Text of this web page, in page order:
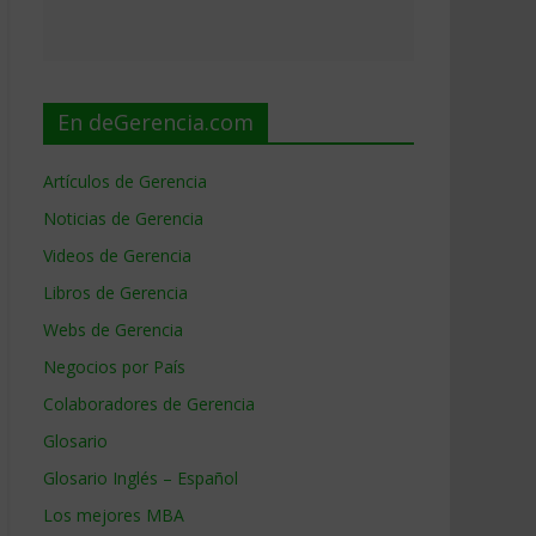
En deGerencia.com
Artículos de Gerencia
Noticias de Gerencia
Videos de Gerencia
Libros de Gerencia
Webs de Gerencia
Negocios por País
Colaboradores de Gerencia
Glosario
Glosario Inglés – Español
Los mejores MBA